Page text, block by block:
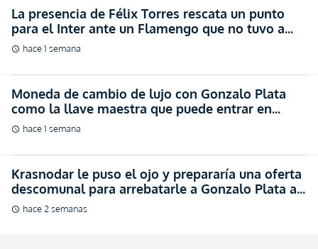
La presencia de Félix Torres rescata un punto
para el Inter ante un Flamengo que no tuvo a
Gonzalo Plata
schedule hace 1 semana
Moneda de cambio de lujo con Gonzalo Plata
como la llave maestra que puede entrar en
planes del Zenit (FOTO)
schedule hace 1 semana
Krasnodar le puso el ojo y prepararía una oferta
descomunal para arrebatarle a Gonzalo Plata al
Flamengo (FOTO)
schedule hace 2 semanas